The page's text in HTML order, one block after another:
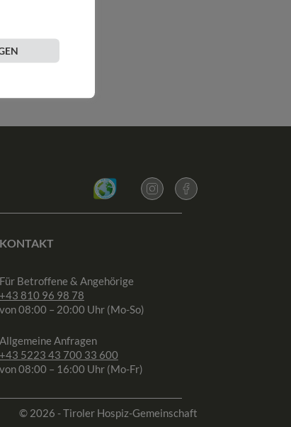
KONTAKT
Für Betroffene & Angehörige
+43 810 96 98 78
von 08:00 – 20:00 Uhr (Mo-So)
Allgemeine Anfragen
+43 5223 43 700 33 600
von 08:00 – 16:00 Uhr (Mo-Fr)
© 2026 - Tiroler Hospiz-Gemeinschaft